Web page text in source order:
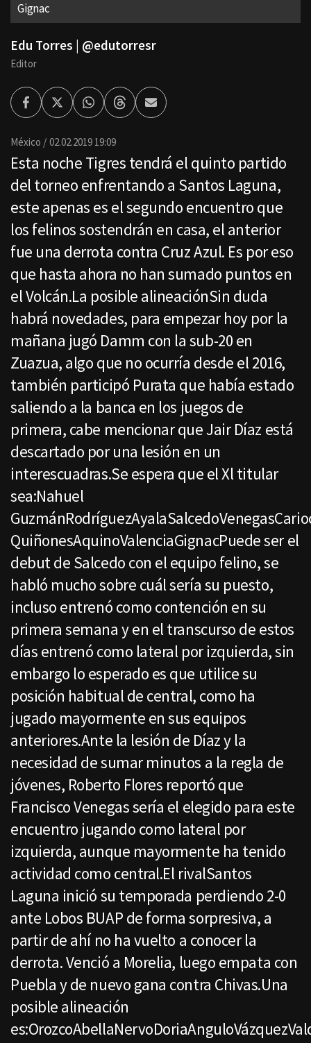
Gignac
Edu Torres | @edutorresr
Editor
FacebookTwitterWhatsappThreadsEnviar
por
México 02.02.2019 19:09
Esta noche Tigres tendrá el quinto partido
del torneo enfrentando a Santos Laguna,
este apenas es el segundo encuentro que
los felinos sostendrán en casa, el anterior
fue una derrota contra Cruz Azul. Es por eso
que hasta ahora no han sumado puntos en
el Volcán.La posible alineaciónSin duda
habrá novedades, para empezar hoy por la
mañana jugó Damm con la sub-20 en
Zuazua, algo que no ocurría desde el 2016,
también participó Purata que había estado
saliendo a la banca en los juegos de
primera, cabe mencionar que Jair Díaz está
descartado por una lesión en un
interescuadras.Se espera que el Xl titular
sea:Nahuel
QuiñonesAquinoValenciaGignacPuede ser el
debut de Salcedo con el equipo felino, se
habló mucho sobre cuál sería su puesto,
incluso entrenó como contención en su
primera semana y en el transcurso de estos
días entrenó como lateral por izquierda, sin
embargo lo esperado es que utilice su
posición habitual de central, como ha
jugado mayormente en sus equipos
anteriores.Ante la lesión de Díaz y la
necesidad de sumar minutos a la regla de
jóvenes, Roberto Flores reportó que
Francisco Venegas sería el elegido para este
encuentro jugando como lateral por
izquierda, aunque mayormente ha tenido
actividad como central.El rivalSantos
Laguna inició su temporada perdiendo 2-0
ante Lobos BUAP de forma sorpresiva, a
partir de ahí no ha vuelto a conocer la
derrota. Venció a Morelia, luego empata con
Puebla y de nuevo gana contra Chivas.Una
posible alineación